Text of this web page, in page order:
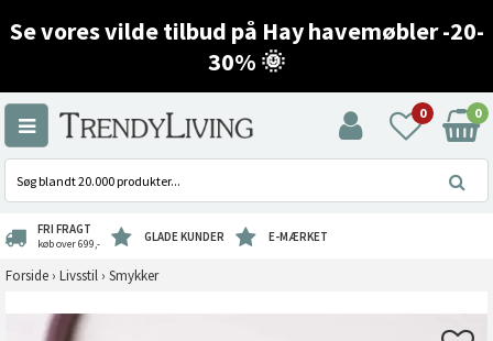
Se vores vilde tilbud på Hay havemøbler -20-
30% 🌞
0 0
FRI FRAGT
køb over 699,- GLADE KUNDER E-MÆRKET
Forside › Livsstil › Smykker